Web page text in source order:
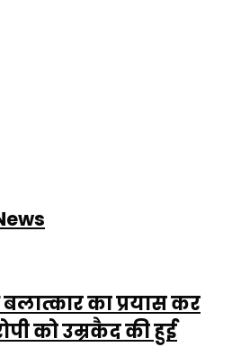
का प्रयास कर
को उम्रकैद की हुई